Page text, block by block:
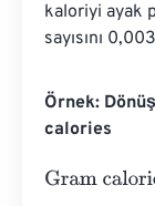
kaloriyi ayak
sayısını
Örnek:
calories
Gram calories